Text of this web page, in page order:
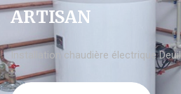
ARTISAN
Installation chaudière électrique